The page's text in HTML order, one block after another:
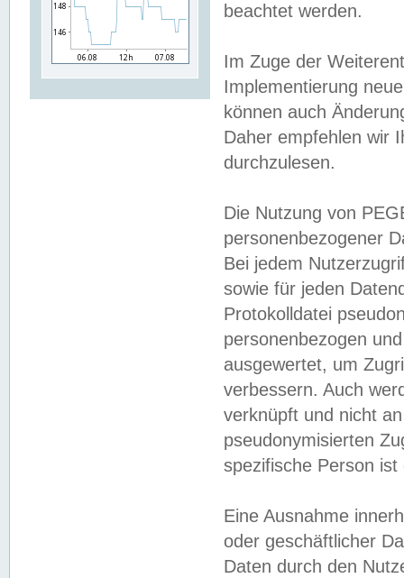
beachtet werden.
Im Zuge der
Implementierung
können auch
Daher empfehlen wir
durchzulesen.
Die Nutzung von
personenbezogener
Bei jedem
sowie für jeden
Protokolldatei
personenbezogen
ausgewertet, um
verbessern. Auch
verknüpft und nicht
pseudonymisierten
spezifische Person
Eine Ausnahme
oder geschäftlicher
Daten durch den